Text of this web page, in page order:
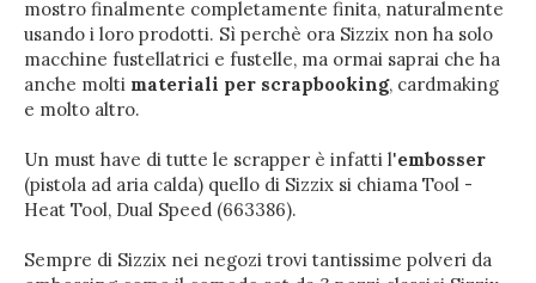
mostro finalmente completamente finita, naturalmente
usando i loro prodotti. Sì perchè ora Sizzix non ha solo
macchine fustellatrici e fustelle, ma ormai saprai che ha
anche molti materiali per scrapbooking, cardmaking
e molto altro.
Un must have di tutte le scrapper è infatti l'embosser
(pistola ad aria calda) quello di Sizzix si chiama Tool -
Heat Tool, Dual Speed (663386).
Sempre di Sizzix nei negozi trovi tantissime polveri da